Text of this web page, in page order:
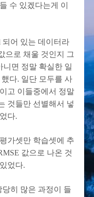
수 있겠다는게 이
되어 있는 데이터라
으로 채울 것인지 그
니면 정말 확실한 일
다. 일단 모두를 사
고 이들중에서 정말
것들만 선별해서 넣
다.
가셋만 학습셋에 추
값으로 나온 것
었다.
히 많은 과정이 들